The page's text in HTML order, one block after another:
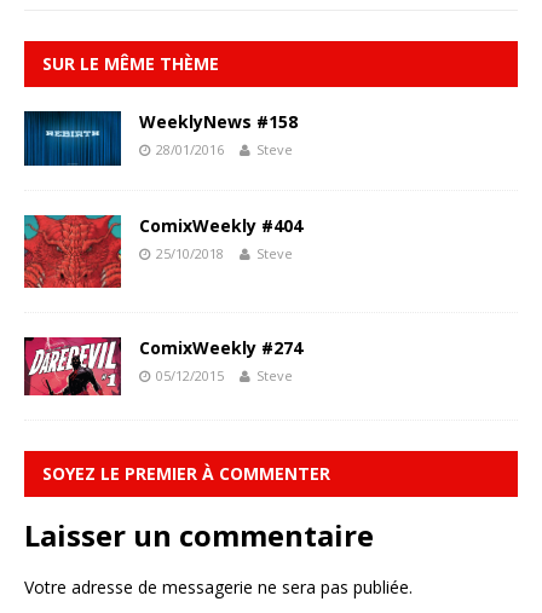
SUR LE MÊME THÈME
WeeklyNews #158
28/01/2016 Steve
ComixWeekly #404
25/10/2018 Steve
ComixWeekly #274
05/12/2015 Steve
SOYEZ LE PREMIER À COMMENTER
Laisser un commentaire
Votre adresse de messagerie ne sera pas publiée.